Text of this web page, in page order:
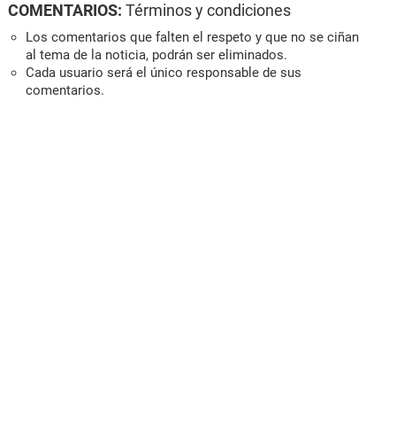
COMENTARIOS: Términos y condiciones
Los comentarios que falten el respeto y que no se ciñan
al tema de la noticia, podrán ser eliminados.
Cada usuario será el único responsable de sus
comentarios.